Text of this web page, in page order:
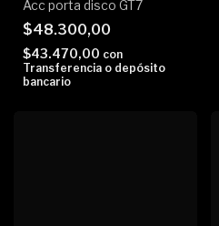
Acc porta disco GT7
$48.300,00
$43.470,00 con
Transferencia o depósito
bancario